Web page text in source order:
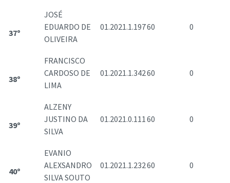
37º
JOSÉ
EDUARDO DE
OLIVEIRA
01.2021.1.19760 0
38º
FRANCISCO
CARDOSO DE
LIMA
01.2021.1.34260 0
39º
ALZENY
JUSTINO DA
SILVA
01.2021.0.11160 0
40º
EVANIO
ALEXSANDRO
SILVA SOUTO
01.2021.1.23260 0